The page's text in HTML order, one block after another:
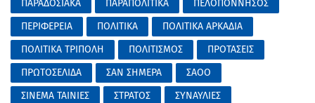
ΠΑΡΑΔΟΣΙΑΚΑ
ΠΑΡΑΠΟΛΙΤΙΚΑ
ΠΕΛΟΠΟΝΝΗΣΟΣ
ΠΕΡΙΦΕΡΕΙΑ
ΠΟΛΙΤΙΚΑ
ΠΟΛΙΤΙΚΑ ΑΡΚΑΔΙΑ
ΠΟΛΙΤΙΚΑ ΤΡΙΠΟΛΗ
ΠΟΛΙΤΙΣΜΟΣ
ΠΡΟΤΑΣΕΙΣ
ΠΡΩΤΟΣΕΛΙΔΑ
ΣΑΝ ΣΗΜΕΡΑ
ΣΑΟΟ
ΣΙΝΕΜΑ ΤΑΙΝΙΕΣ
ΣΤΡΑΤΟΣ
ΣΥΝΑΥΛΙΕΣ